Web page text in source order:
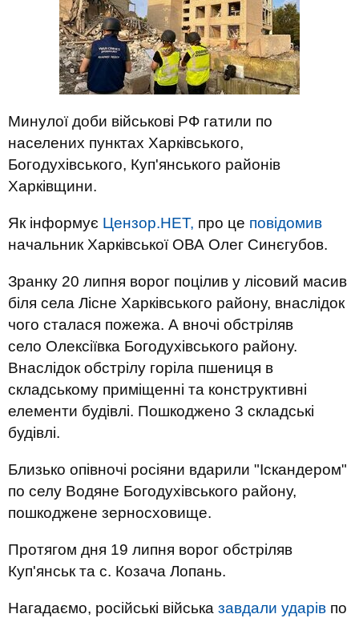
Минулої доби військові РФ гатили по
населених пунктах Харківського,
Богодухівського, Куп'янського районів
Харківщини.
Як інформує Цензор.НЕТ, про це повідомив
начальник Харківської ОВА Олег Синєгубов.
Зранку 20 липня ворог поцілив у лісовий масив
біля села Лісне Харківського району, внаслідок
чого сталася пожежа. А вночі обстріляв
село Олексіївка Богодухівського району.
Внаслідок обстрілу горіла пшениця в
складському приміщенні та конструктивні
елементи будівлі. Пошкоджено 3 складські
будівлі.
Близько опівночі росіяни вдарили "Іскандером"
по селу Водяне Богодухівського району,
пошкоджене зерносховище.
Протягом дня 19 липня ворог обстріляв
Куп'янськ та с. Козача Лопань.
Нагадаємо, російські війська завдали ударів по